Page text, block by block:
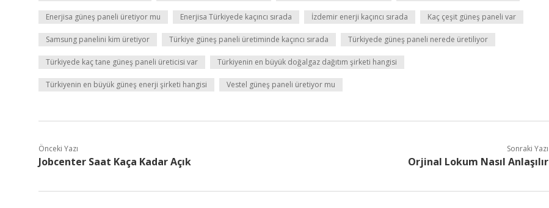
Enerjisa güneş paneli üretiyor mu Enerjisa Türkiyede kaçıncı sırada İzdemir enerji kaçıncı sırada Kaç çeşit güneş paneli var
Samsung panelini kim üretiyor Türkiye güneş paneli üretiminde kaçıncı sırada Türkiyede güneş paneli nerede üretiliyor
Türkiyede kaç tane güneş paneli üreticisi var Türkiyenin en büyük doğalgaz dağıtım şirketi hangisi
Türkiyenin en büyük güneş enerji şirketi hangisi Vestel güneş paneli üretiyor mu
Önceki Yazı
Jobcenter Saat Kaça Kadar Açık
Sonraki Yazı
Orjinal Lokum Nasıl Anlaşılır